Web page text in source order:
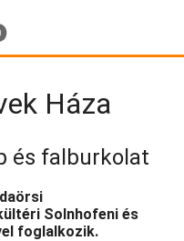
Háza
és falburkolat
Solnhofeni és
foglalkozik.